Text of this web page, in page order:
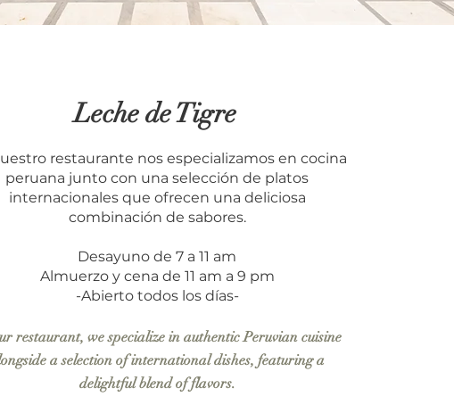
Leche de Tigre
restaurante nos especializamos en cocina
peruana junto con una selección de platos
internacionales que ofrecen una deliciosa
combinación de sabores.
Desayuno de 7 a 11 am
Almuerzo y cena de 11 am a 9 pm
-Abierto todos los días-
restaurant, we specialize in authentic Peruvian cuisine
a selection of international dishes, featuring a
delightful blend of flavors.